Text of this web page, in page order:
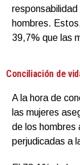
hombres.
39,7% que las
Conciliación de
A la hora de
las mujeres
de los hombres
perjudicadas a